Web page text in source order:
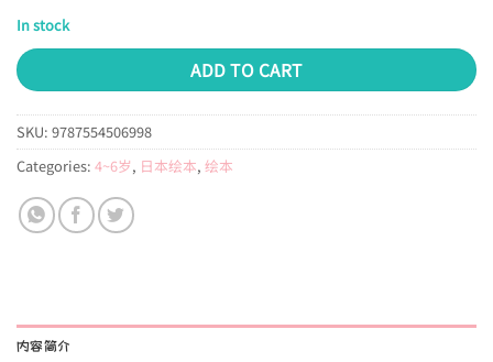
In stock
ADD TO CART
SKU: 9787554506998
Categories: 4~6岁, 日本绘本, 绘本
内容简介